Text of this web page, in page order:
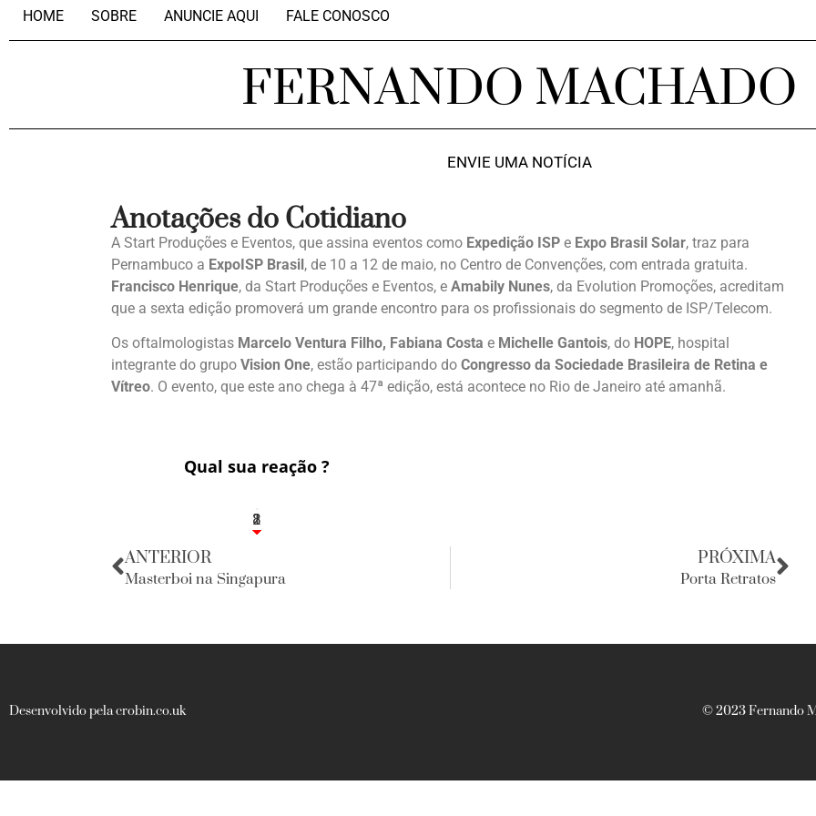
HOME SOBRE ANUNCIE AQUI FALE CONOSCO
FERNANDO MACHADO
ENVIE UMA NOTÍCIA
Anotações do Cotidiano
A Start Produções e Eventos, que assina eventos como Expedição ISP e Expo Brasil Solar, traz para
Pernambuco a ExpoISP Brasil, de 10 a 12 de maio, no Centro de Convenções, com entrada gratuita.
Francisco Henrique, da Start Produções e Eventos, e Amabily Nunes, da Evolution Promoções, acreditam
que a sexta edição promoverá um grande encontro para os profissionais do segmento de ISP/Telecom.
Os oftalmologistas Marcelo Ventura Filho, Fabiana Costa e Michelle Gantois, do HOPE, hospital
integrante do grupo Vision One, estão participando do Congresso da Sociedade Brasileira de Retina e
Vítreo. O evento, que este ano chega à 47ª edição, está acontece no Rio de Janeiro até amanhã.
Qual sua reação ?
1
2
8
ANTERIOR
Masterboi na Singapura
PRÓXIMA
Porta Retratos
Desenvolvido pela crobin.co.uk © 2023 Fernando